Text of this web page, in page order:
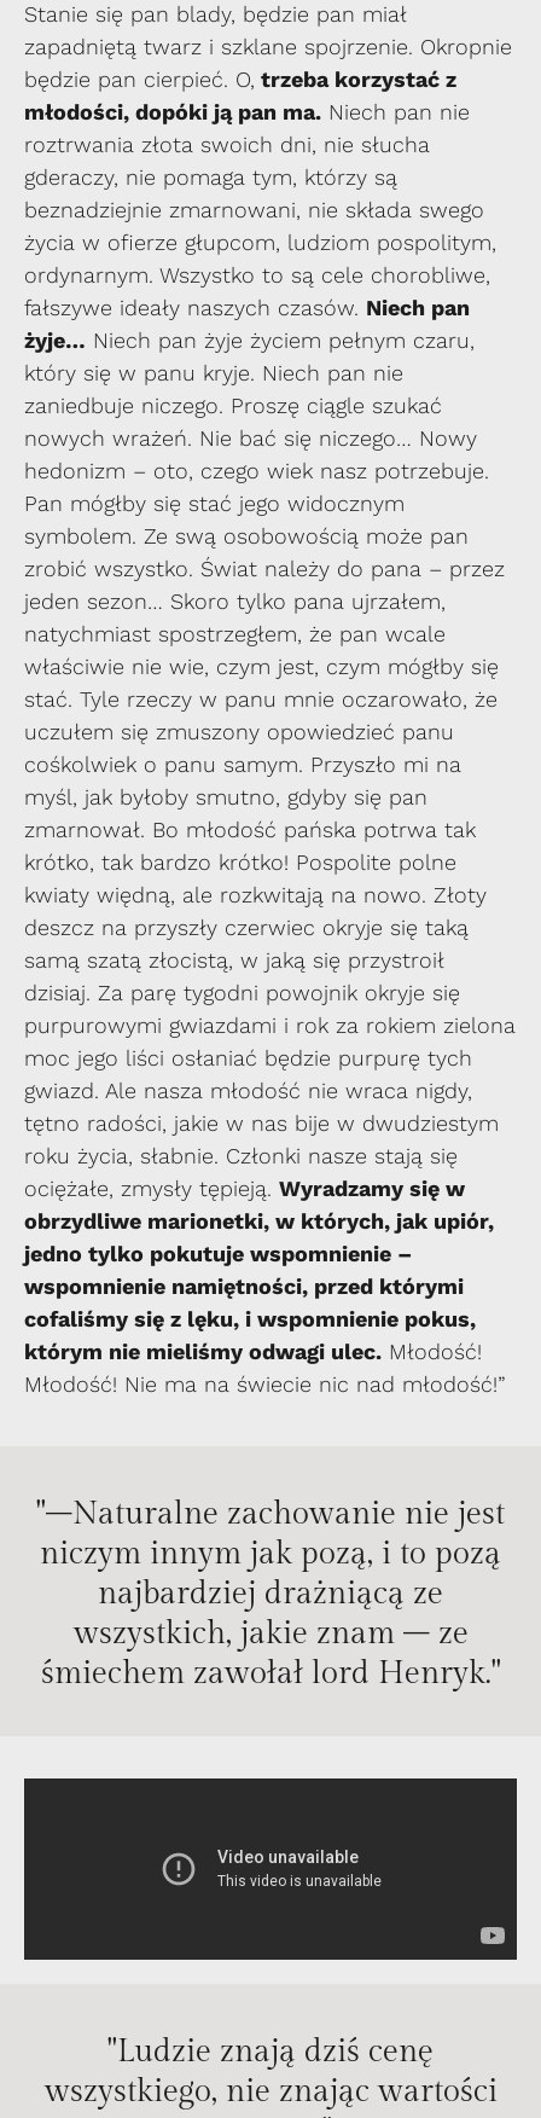
Stanie się pan blady, będzie pan miał
zapadniętą twarz i szklane spojrzenie. Okropnie
będzie pan cierpieć. O, trzeba korzystać z
młodości, dopóki ją pan ma. Niech pan nie
roztrwania złota swoich dni, nie słucha
gderaczy, nie pomaga tym, którzy są
beznadziejnie zmarnowani, nie składa swego
życia w ofierze głupcom, ludziom pospolitym,
ordynarnym. Wszystko to są cele chorobliwe,
fałszywe ideały naszych czasów. Niech pan
żyje… Niech pan żyje życiem pełnym czaru,
który się w panu kryje. Niech pan nie
zaniedbuje niczego. Proszę ciągle szukać
nowych wrażeń. Nie bać się niczego… Nowy
hedonizm – oto, czego wiek nasz potrzebuje.
Pan mógłby się stać jego widocznym
symbolem. Ze swą osobowością może pan
zrobić wszystko. Świat należy do pana – przez
jeden sezon… Skoro tylko pana ujrzałem,
natychmiast spostrzegłem, że pan wcale
właściwie nie wie, czym jest, czym mógłby się
stać. Tyle rzeczy w panu mnie oczarowało, że
uczułem się zmuszony opowiedzieć panu
cośkolwiek o panu samym. Przyszło mi na
myśl, jak byłoby smutno, gdyby się pan
zmarnował. Bo młodość pańska potrwa tak
krótko, tak bardzo krótko! Pospolite polne
kwiaty więdną, ale rozkwitają na nowo. Złoty
deszcz na przyszły czerwiec okryje się taką
samą szatą złocistą, w jaką się przystroił
dzisiaj. Za parę tygodni powojnik okryje się
purpurowymi gwiazdami i rok za rokiem zielona
moc jego liści osłaniać będzie purpurę tych
gwiazd. Ale nasza młodość nie wraca nigdy,
tętno radości, jakie w nas bije w dwudziestym
roku życia, słabnie. Członki nasze stają się
ociężałe, zmysły tępieją. Wyradzamy się w
obrzydliwe marionetki, w których, jak upiór,
jedno tylko pokutuje wspomnienie –
wspomnienie namiętności, przed którymi
cofaliśmy się z lęku, i wspomnienie pokus,
którym nie mieliśmy odwagi ulec. Młodość!
Młodość! Nie ma na świecie nic nad młodość!”
"–Naturalne zachowanie nie jest
niczym innym jak pozą, i to pozą
najbardziej drażniącą ze
wszystkich, jakie znam – ze
śmiechem zawołał lord Henryk."
"Ludzie znają dziś cenę
wszystkiego, nie znając wartości